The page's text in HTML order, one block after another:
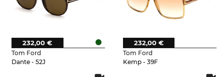
Tom Ford
Dante - 52J
232,00 €
Tom Ford
Kemp - 39F
232,00 €